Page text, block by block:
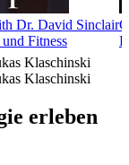
Dr. David Sinclair
Fitness
Klaschinski
Klaschinski
erleben